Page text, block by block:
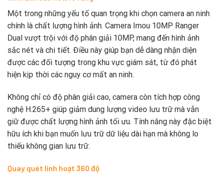
Một trong những yếu tố quan trọng khi chọn camera an ninh
chính là chất lượng hình ảnh. Camera Imou 10MP Ranger
Dual vượt trội với độ phân giải 10MP, mang đến hình ảnh
sắc nét và chi tiết. Điều này giúp bạn dễ dàng nhận diện
được các đối tượng trong khu vực giám sát, từ đó phát
hiện kịp thời các nguy cơ mất an ninh.
Không chỉ có độ phân giải cao, camera còn tích hợp công
nghệ H.265+ giúp giảm dung lượng video lưu trữ mà vẫn
giữ được chất lượng hình ảnh tối ưu. Tính năng này đặc biệt
hữu ích khi bạn muốn lưu trữ dữ liệu dài hạn mà không lo
thiếu không gian lưu trữ.
Quay quét linh hoạt 360 độ